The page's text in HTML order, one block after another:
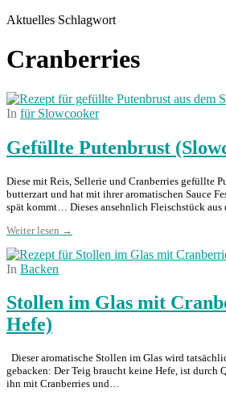
Aktuelles Schlagwort
Cranberries
In für Slowcooker
Gefüllte Putenbrust
Diese mit Reis, Sellerie und Cranberries gefüllte
butterzart und hat mit ihrer aromatischen Sauce
spät kommt… Dieses ansehnlich Fleischstück aus
Weiter lesen →
In Backen
Stollen im Glas mit
Hefe)
Dieser aromatische Stollen im Glas wird
gebacken: Der Teig braucht keine Hefe, ist durch
ihn mit Cranberries und…